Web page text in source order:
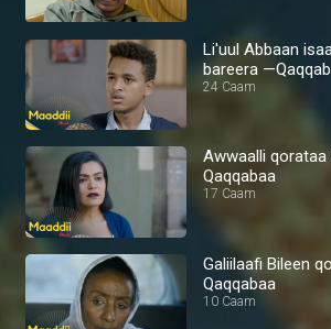
Li'uul Abbaan
bareera
24 Caam
Awwaalli
Qaqqabaa
17 Caam
Galiilaafi Bileen
Qaqqabaa
10 Caam